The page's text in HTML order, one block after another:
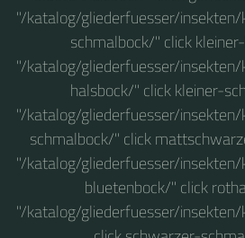
"/katalog/gliederfuesser/
schmalbock/" click
"/katalog/gliederfuesser/
halsbock/" click kleiner-
"/katalog/gliederfuesser/
schmalbock/" click
"/katalog/gliederfuesser/
bluetenbock/" click
"/katalog/gliederfuesser/